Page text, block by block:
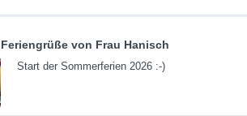
Feriengrüße von Frau Hanisch
Start der Sommerferien 2026 :-)